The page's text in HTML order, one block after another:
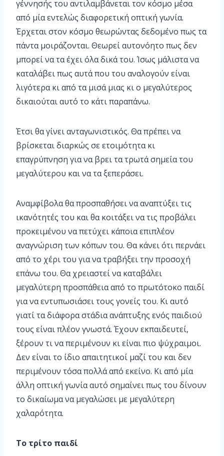
γέννησής του αντιλαμβάνεται τον κόσμο μέσα
από μία εντελώς διαφορετική οπτική γωνία.
Έρχεται στον κόσμο θεωρώντας δεδομένο πως τα
πάντα μοιράζονται. Θεωρεί αυτονόητο πως δεν
μπορεί να τα έχει όλα δικά του. Ίσως μάλιστα να
καταλάβει πως αυτά που του αναλογούν είναι
λιγότερα κι από τα μισά μιας κι ο μεγαλύτερος
δικαιούται αυτό το κάτι παραπάνω.
Έτσι θα γίνει ανταγωνιστικός. Θα πρέπει να
βρίσκεται διαρκώς σε ετοιμότητα κι
επαγρύπνηση για να βρει τα τρωτά σημεία του
μεγαλύτερου και να τα ξεπεράσει.
Αναμφίβολα θα προσπαθήσει να αναπτύξει τις
ικανότητές του και θα κοιτάξει να τις προβάλει
προκειμένου να πετύχει κάποια επιπλέον
αναγνώριση των κόπων του. Θα κάνει ότι περνάει
από το χέρι του για να τραβήξει την προσοχή
επάνω του. Θα χρειαστεί να καταβάλει
μεγαλύτερη προσπάθεια από το πρωτότοκο παιδί
για να εντυπωσιάσει τους γονείς του. Κι αυτό
γιατί τα διάφορα στάδια ανάπτυξης ενός παιδιού
τους είναι πλέον γνωστά. Έχουν εκπαιδευτεί,
ξέρουν τι να περιμένουν κι είναι πιο ψύχραιμοι.
Δεν είναι το ίδιο απαιτητικοί μαζί του και δεν
περιμένουν τόσα πολλά από εκείνο. Κι από μία
άλλη οπτική γωνία αυτό σημαίνει πως του δίνουν
το δικαίωμα να μεγαλώσει με μεγαλύτερη
χαλαρότητα.
Το τρίτο παιδί